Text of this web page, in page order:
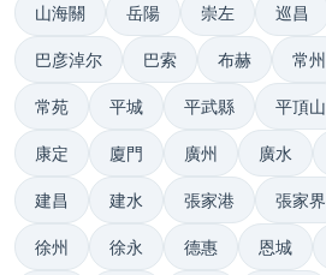
山海關 岳陽 崇左 巡昌
巴彦淖尔 巴索 布赫 常州
常苑 平城 平武縣 平頂山
康定 廈門 廣州 廣水
建昌 建水 張家港 張家界
徐州 徐永 德惠 恩城